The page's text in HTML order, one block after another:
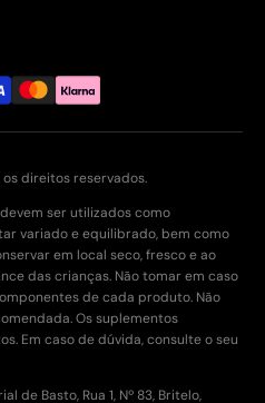
direitos reservados.
ser utilizados como
variado e equilibrado, bem como
em local seco, fresco e ao
das crianças. Não tomar em caso
de cada produto. Não
Os suplementos
Em caso de dúvida, consulte o seu
de Basto, Rua 1, Nº 83, Britelo,